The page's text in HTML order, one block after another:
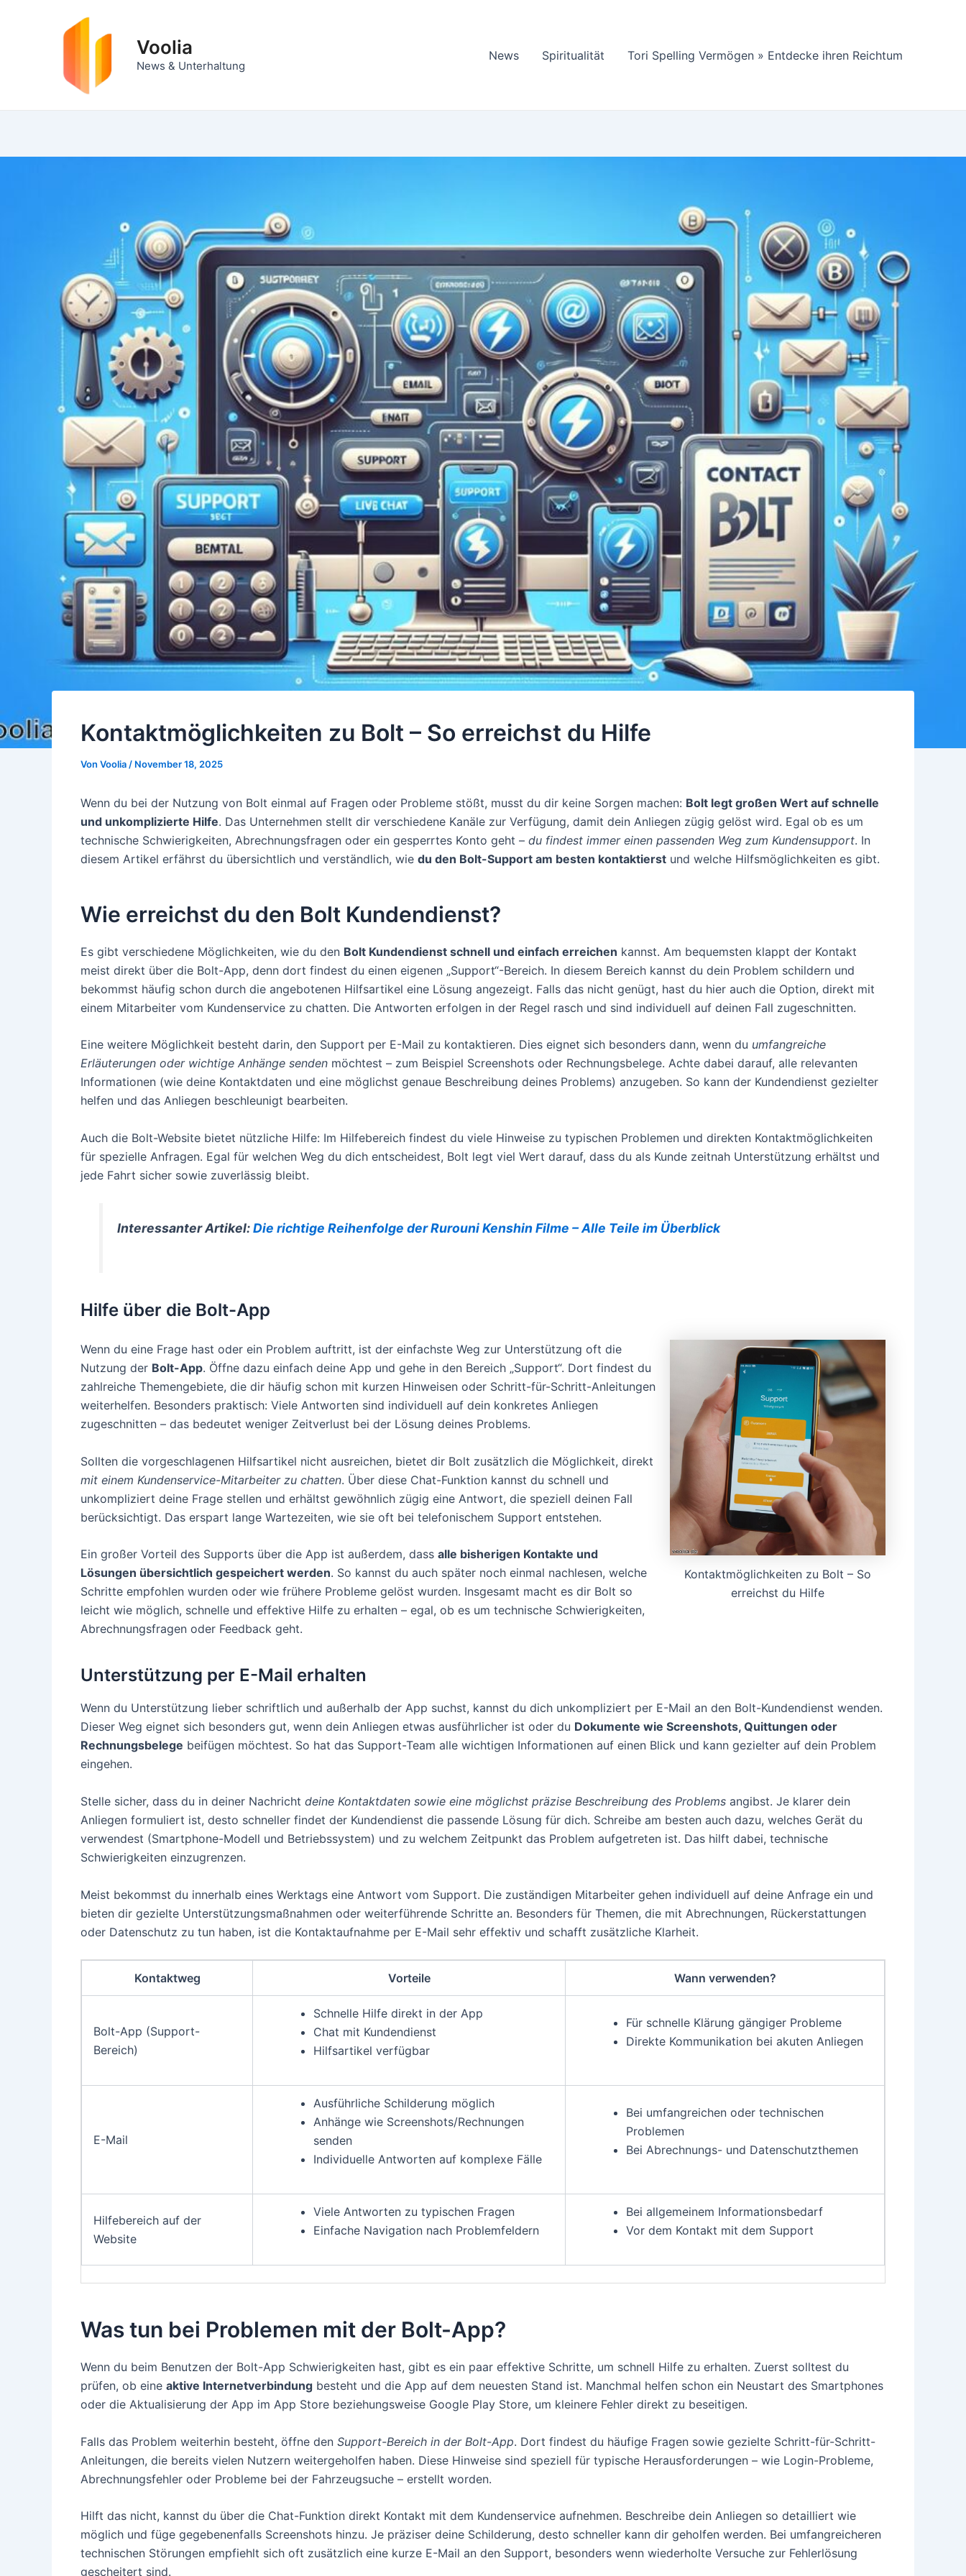
Voolia
News & Unterhaltung
News Spiritualität Tori Spelling Vermögen » Entdecke ihren Reichtum
Kontaktmöglichkeiten zu Bolt – So erreichst du Hilfe
Von Voolia / November 18, 2025
Wenn du bei der Nutzung von Bolt einmal auf Fragen oder Probleme stößt, musst du dir keine Sorgen machen: Bolt legt großen Wert auf schnelle
und unkomplizierte Hilfe. Das Unternehmen stellt dir verschiedene Kanäle zur Verfügung, damit dein Anliegen zügig gelöst wird. Egal ob es um
technische Schwierigkeiten, Abrechnungsfragen oder ein gesperrtes Konto geht – du findest immer einen passenden Weg zum Kundensupport. In
diesem Artikel erfährst du übersichtlich und verständlich, wie du den Bolt-Support am besten kontaktierst und welche Hilfsmöglichkeiten es gibt.
Wie erreichst du den Bolt Kundendienst?
Es gibt verschiedene Möglichkeiten, wie du den Bolt Kundendienst schnell und einfach erreichen kannst. Am bequemsten klappt der Kontakt
meist direkt über die Bolt-App, denn dort findest du einen eigenen „Support“-Bereich. In diesem Bereich kannst du dein Problem schildern und
bekommst häufig schon durch die angebotenen Hilfsartikel eine Lösung angezeigt. Falls das nicht genügt, hast du hier auch die Option, direkt mit
einem Mitarbeiter vom Kundenservice zu chatten. Die Antworten erfolgen in der Regel rasch und sind individuell auf deinen Fall zugeschnitten.
Eine weitere Möglichkeit besteht darin, den Support per E-Mail zu kontaktieren. Dies eignet sich besonders dann, wenn du umfangreiche
Erläuterungen oder wichtige Anhänge senden möchtest – zum Beispiel Screenshots oder Rechnungsbelege. Achte dabei darauf, alle relevanten
Informationen (wie deine Kontaktdaten und eine möglichst genaue Beschreibung deines Problems) anzugeben. So kann der Kundendienst gezielter
helfen und das Anliegen beschleunigt bearbeiten.
Auch die Bolt-Website bietet nützliche Hilfe: Im Hilfebereich findest du viele Hinweise zu typischen Problemen und direkten Kontaktmöglichkeiten
für spezielle Anfragen. Egal für welchen Weg du dich entscheidest, Bolt legt viel Wert darauf, dass du als Kunde zeitnah Unterstützung erhältst und
jede Fahrt sicher sowie zuverlässig bleibt.
Interessanter Artikel:Die richtige Reihenfolge der Rurouni Kenshin Filme – Alle Teile im Überblick
Hilfe über die Bolt-App
Kontaktmöglichkeiten zu Bolt – So
erreichst du Hilfe
Wenn du eine Frage hast oder ein Problem auftritt, ist der einfachste Weg zur Unterstützung oft die
Nutzung der Bolt-App. Öffne dazu einfach deine App und gehe in den Bereich „Support“. Dort findest du
zahlreiche Themengebiete, die dir häufig schon mit kurzen Hinweisen oder Schritt-für-Schritt-Anleitungen
weiterhelfen. Besonders praktisch: Viele Antworten sind individuell auf dein konkretes Anliegen
zugeschnitten – das bedeutet weniger Zeitverlust bei der Lösung deines Problems.
Sollten die vorgeschlagenen Hilfsartikel nicht ausreichen, bietet dir Bolt zusätzlich die Möglichkeit, direkt
mit einem Kundenservice-Mitarbeiter zu chatten. Über diese Chat-Funktion kannst du schnell und
unkompliziert deine Frage stellen und erhältst gewöhnlich zügig eine Antwort, die speziell deinen Fall
berücksichtigt. Das erspart lange Wartezeiten, wie sie oft bei telefonischem Support entstehen.
Ein großer Vorteil des Supports über die App ist außerdem, dass alle bisherigen Kontakte und
Lösungen übersichtlich gespeichert werden. So kannst du auch später noch einmal nachlesen, welche
Schritte empfohlen wurden oder wie frühere Probleme gelöst wurden. Insgesamt macht es dir Bolt so
leicht wie möglich, schnelle und effektive Hilfe zu erhalten – egal, ob es um technische Schwierigkeiten,
Abrechnungsfragen oder Feedback geht.
Unterstützung per E-Mail erhalten
Wenn du Unterstützung lieber schriftlich und außerhalb der App suchst, kannst du dich unkompliziert per E-Mail an den Bolt-Kundendienst wenden.
Dieser Weg eignet sich besonders gut, wenn dein Anliegen etwas ausführlicher ist oder du Dokumente wie Screenshots, Quittungen oder
Rechnungsbelege beifügen möchtest. So hat das Support-Team alle wichtigen Informationen auf einen Blick und kann gezielter auf dein Problem
eingehen.
Stelle sicher, dass du in deiner Nachricht deine Kontaktdaten sowie eine möglichst präzise Beschreibung des Problems angibst. Je klarer dein
Anliegen formuliert ist, desto schneller findet der Kundendienst die passende Lösung für dich. Schreibe am besten auch dazu, welches Gerät du
verwendest (Smartphone-Modell und Betriebssystem) und zu welchem Zeitpunkt das Problem aufgetreten ist. Das hilft dabei, technische
Schwierigkeiten einzugrenzen.
Meist bekommst du innerhalb eines Werktags eine Antwort vom Support. Die zuständigen Mitarbeiter gehen individuell auf deine Anfrage ein und
bieten dir gezielte Unterstützungsmaßnahmen oder weiterführende Schritte an. Besonders für Themen, die mit Abrechnungen, Rückerstattungen
oder Datenschutz zu tun haben, ist die Kontaktaufnahme per E-Mail sehr effektiv und schafft zusätzliche Klarheit.
Kontaktweg Vorteile Wann verwenden?
Bolt-App (Support-
Bereich)
Schnelle Hilfe direkt in der App
Chat mit Kundendienst
Hilfsartikel verfügbar
Für schnelle Klärung gängiger Probleme
Direkte Kommunikation bei akuten Anliegen
E-Mail
Ausführliche Schilderung möglich
Anhänge wie Screenshots/Rechnungen
senden
Individuelle Antworten auf komplexe Fälle
Bei umfangreichen oder technischen
Problemen
Bei Abrechnungs- und Datenschutzthemen
Hilfebereich auf der
Website
Viele Antworten zu typischen Fragen
Einfache Navigation nach Problemfeldern
Bei allgemeinem Informationsbedarf
Vor dem Kontakt mit dem Support
Was tun bei Problemen mit der Bolt-App?
Wenn du beim Benutzen der Bolt-App Schwierigkeiten hast, gibt es ein paar effektive Schritte, um schnell Hilfe zu erhalten. Zuerst solltest du
prüfen, ob eine aktive Internetverbindung besteht und die App auf dem neuesten Stand ist. Manchmal helfen schon ein Neustart des Smartphones
oder die Aktualisierung der App im App Store beziehungsweise Google Play Store, um kleinere Fehler direkt zu beseitigen.
Falls das Problem weiterhin besteht, öffne den Support-Bereich in der Bolt-App. Dort findest du häufige Fragen sowie gezielte Schritt-für-Schritt-
Anleitungen, die bereits vielen Nutzern weitergeholfen haben. Diese Hinweise sind speziell für typische Herausforderungen – wie Login-Probleme,
Abrechnungsfehler oder Probleme bei der Fahrzeugsuche – erstellt worden.
Hilft das nicht, kannst du über die Chat-Funktion direkt Kontakt mit dem Kundenservice aufnehmen. Beschreibe dein Anliegen so detailliert wie
möglich und füge gegebenenfalls Screenshots hinzu. Je präziser deine Schilderung, desto schneller kann dir geholfen werden. Bei umfangreicheren
technischen Störungen empfiehlt sich oft zusätzlich eine kurze E-Mail an den Support, besonders wenn wiederholte Versuche zur Fehlerlösung
gescheitert sind.